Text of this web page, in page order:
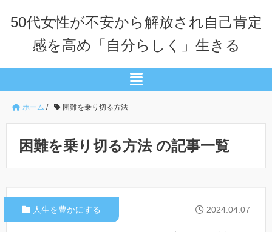
50代女性が不安から解放され自己肯定
感を高め「自分らしく」生きる
ホーム / 困難を乗り切る方法
困難を乗り切る方法 の記事一覧
2024.04.07
人生を豊かにする